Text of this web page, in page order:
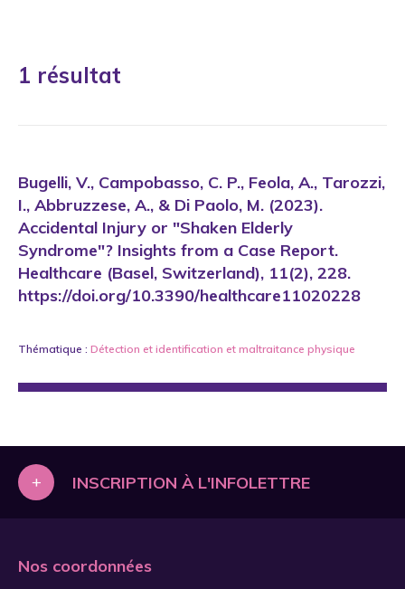
1 résultat
Bugelli, V., Campobasso, C. P., Feola, A., Tarozzi,
I., Abbruzzese, A., & Di Paolo, M. (2023).
Accidental Injury or "Shaken Elderly
Syndrome"? Insights from a Case Report.
Healthcare (Basel, Switzerland), 11(2), 228.
https://doi.org/10.3390/healthcare11020228
Thématique : Détection et identification et maltraitance physique
+ INSCRIPTION À L'INFOLETTRE
Nos coordonnées